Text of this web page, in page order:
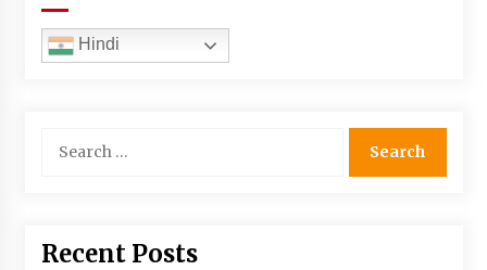
Hindi
for:
Recent Posts